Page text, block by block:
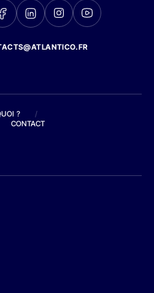
?
/
CONTACT